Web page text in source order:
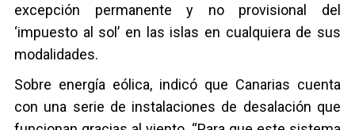
excepción permanente y no provisional del
‘impuesto al sol’ en las islas en cualquiera de sus
modalidades.
Sobre energía eólica, indicó que Canarias cuenta
con una serie de instalaciones de desalación que